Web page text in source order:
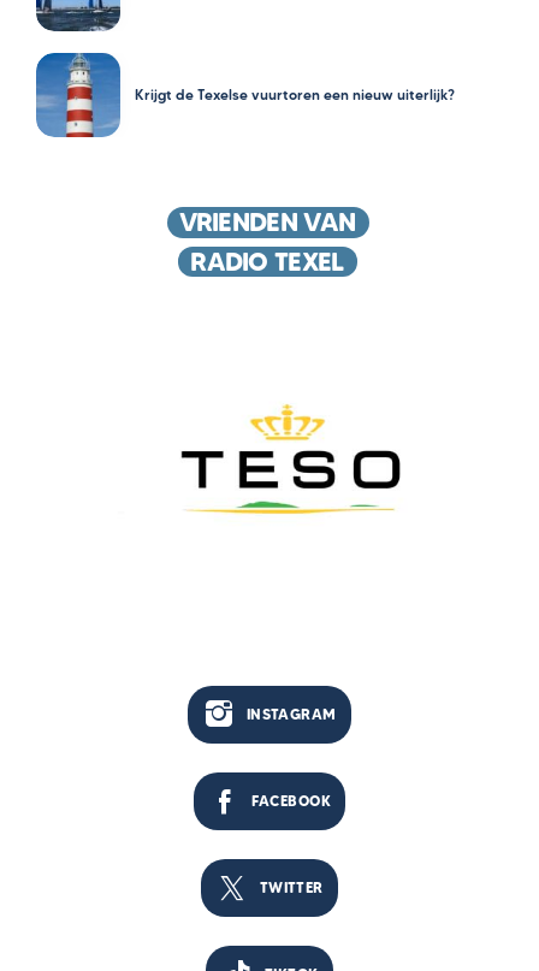
Krijgt de Texelse vuurtoren een nieuw uiterlijk?
VRIENDEN VAN
RADIO TEXEL
INSTAGRAM
FACEBOOK
TWITTER